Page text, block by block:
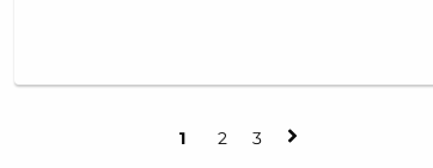
1 2 3